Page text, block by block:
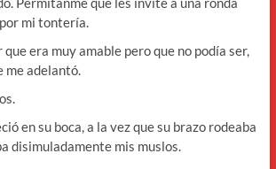
mi tontería.
que era muy amable pero que no podía ser,
me adelantó.
en su boca, a la vez que su brazo rodeaba
disimuladamente mis muslos.